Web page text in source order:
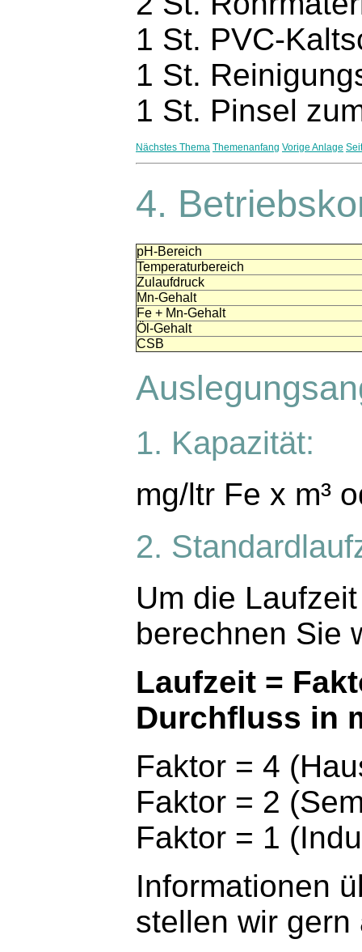
1 St. PVC-
1 St.
1 St. Pinsel
Nächstes Thema Themenanfang Vorige Anlage
4.
pH-Bereich
Temperaturbereich
Zulaufdruck
Mn-Gehalt
Fe + Mn-Gehalt
Öl-Gehalt
CSB
1. Kapazität:
mg/ltr Fe x m³
2.
Um die
berechnen Sie
Laufzeit =
Durchfluss in
Faktor = 4
Faktor = 2
Faktor = 1
Informationen
stellen wir gern